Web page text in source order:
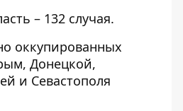
– 132 случая.
оккупированных
Донецкой,
и Севастополя